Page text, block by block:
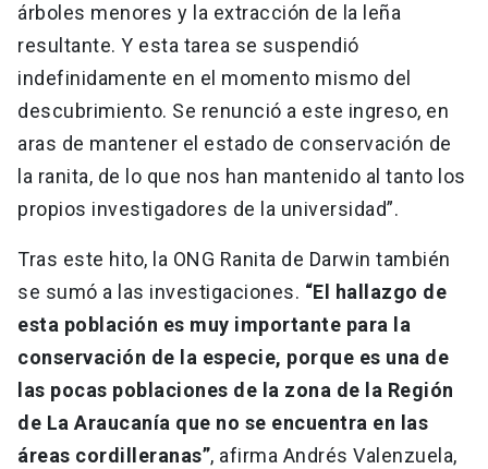
árboles menores y la extracción de la leña
resultante. Y esta tarea se suspendió
indefinidamente en el momento mismo del
descubrimiento. Se renunció a este ingreso, en
aras de mantener el estado de conservación de
la ranita, de lo que nos han mantenido al tanto los
propios investigadores de la universidad”.
Tras este hito, la ONG Ranita de Darwin también
se sumó a las investigaciones. “El hallazgo de
esta población es muy importante para la
conservación de la especie, porque es una de
las pocas poblaciones de la zona de la Región
de La Araucanía que no se encuentra en las
áreas cordilleranas”, afirma Andrés Valenzuela,